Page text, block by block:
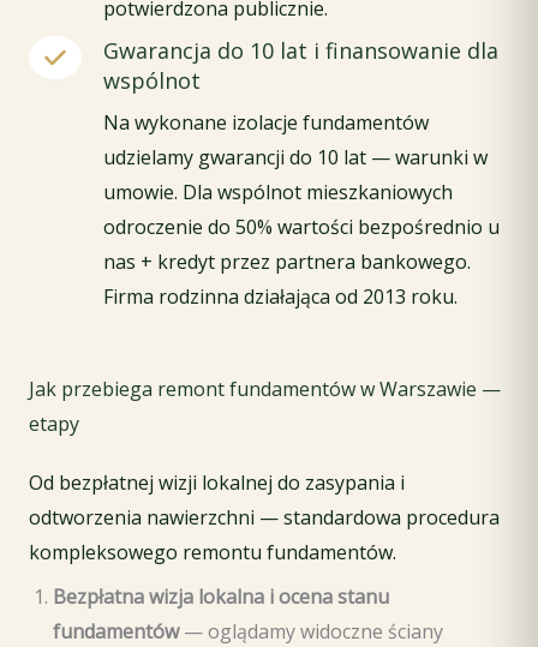
potwierdzona publicznie.
Gwarancja do 10 lat i finansowanie dla
wspólnot
Na wykonane izolacje fundamentów
udzielamy gwarancji do 10 lat — warunki w
umowie. Dla wspólnot mieszkaniowych
odroczenie do 50% wartości bezpośrednio u
nas + kredyt przez partnera bankowego.
Firma rodzinna działająca od 2013 roku.
Jak przebiega remont fundamentów w Warszawie —
etapy
Od bezpłatnej wizji lokalnej do zasypania i
odtworzenia nawierzchni — standardowa procedura
kompleksowego remontu fundamentów.
Bezpłatna wizja lokalna i ocena stanu
fundamentów— oglądamy widoczne ściany